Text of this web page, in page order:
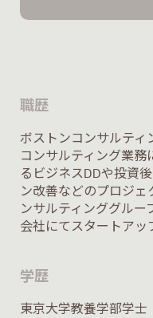
職歴
ボストンコンサルティ
コンサルティング業務
るビジネスDDや投資
ン改善などのプロジ
ンサルティンググル
会社にてスタートアッ
学歴
東京大学教養学部学士